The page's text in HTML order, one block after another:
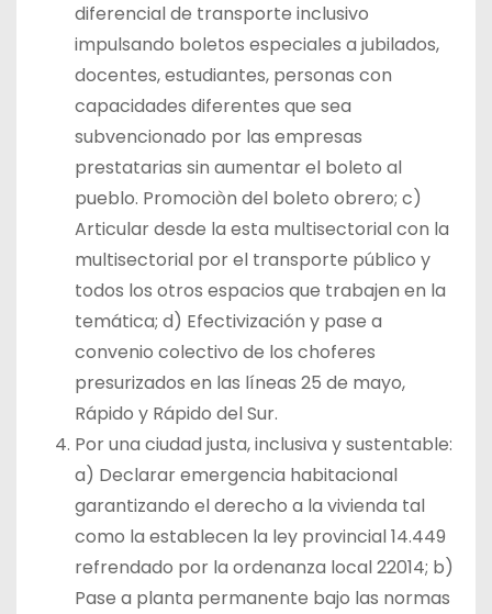
diferencial de transporte inclusivo
impulsando boletos especiales a jubilados,
docentes, estudiantes, personas con
capacidades diferentes que sea
subvencionado por las empresas
prestatarias sin aumentar el boleto al
pueblo. Promociòn del boleto obrero; c)
Articular desde la esta multisectorial con la
multisectorial por el transporte público y
todos los otros espacios que trabajen en la
temática; d) Efectivización y pase a
convenio colectivo de los choferes
presurizados en las líneas 25 de mayo,
Rápido y Rápido del Sur.
Por una ciudad justa, inclusiva y sustentable:
a) Declarar emergencia habitacional
garantizando el derecho a la vivienda tal
como la establecen la ley provincial 14.449
refrendado por la ordenanza local 22014; b)
Pase a planta permanente bajo las normas